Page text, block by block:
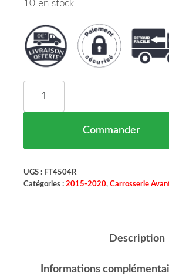
10 en stock
Commander
UGS : FT4504R
Catégories : 2015-2020, Carrosserie
Description
Informations